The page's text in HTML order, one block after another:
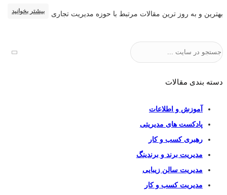
بیشتر بخوانید بهترین و به روز ترین مقالات مرتبط با حوزه مدیریت تجاری
جستجو
دسته بندی مقالات
آموزش و اطلاعات
پادکست های مدیریتی
رهبری کسب و کار
مدیریت برند و برندینگ
مدیریت سالن زیبایی
مدیریت کسب و کار